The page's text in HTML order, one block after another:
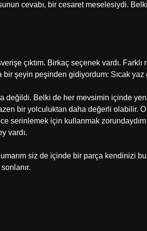
cevabı, bir cesaret meselesiydi.
çıktım. Birkaç seçenek vardı.
şeyin peşinden gidiyordum: Sıcak
değildi. Belki de her mevsimin içinde
bir yolculuktan daha değerli olabilir.
serinlemek için kullanmak
vardı.
siz de içinde bir parça kendinizi